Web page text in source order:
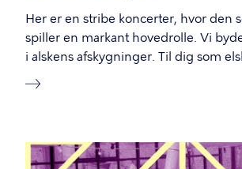
Her er en stribe koncerter, hvor den
spiller en markant hovedrolle. Vi
i alskens afskygninger. Til dig som